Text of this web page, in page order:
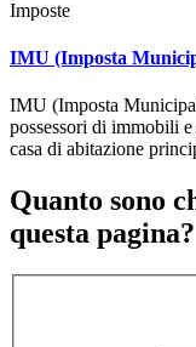
Imposte
IMU (Imposta
IMU (Imposta
possessori di immobili
casa di abitazione
Quanto sono
questa pagina?